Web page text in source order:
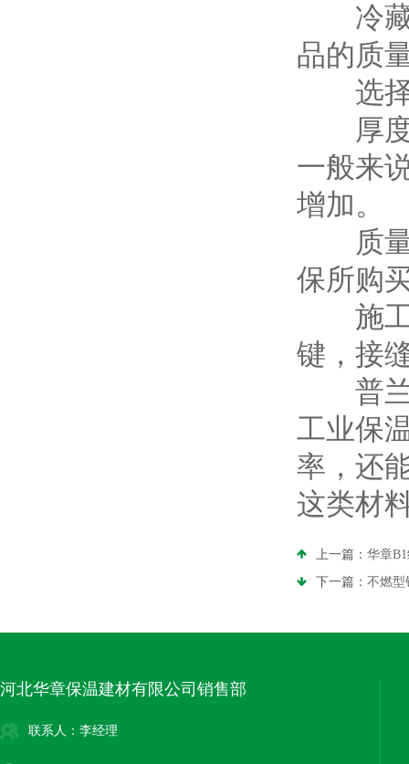
冷藏
品的质
选择
厚度
一般来
增加。
质量
保所购
施工
键，接
普兰
工业保
率，还
这类材
上一篇： 华章
下一篇： 不燃型
河北华章保温建材有限公司销售部
联系人：李经理